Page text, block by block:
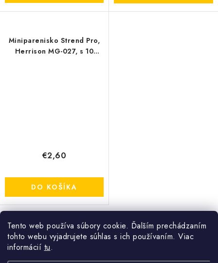
Tento web používa súbory cookie. Ďalším prechádzaním
tohto webu vyjadrujete súhlas s ich používaním. Viac
informácií tu.
Miniparenisko Strend Pro,
Herrison MG-027, s 10
€2,60
DO KOŠÍKA
O
v